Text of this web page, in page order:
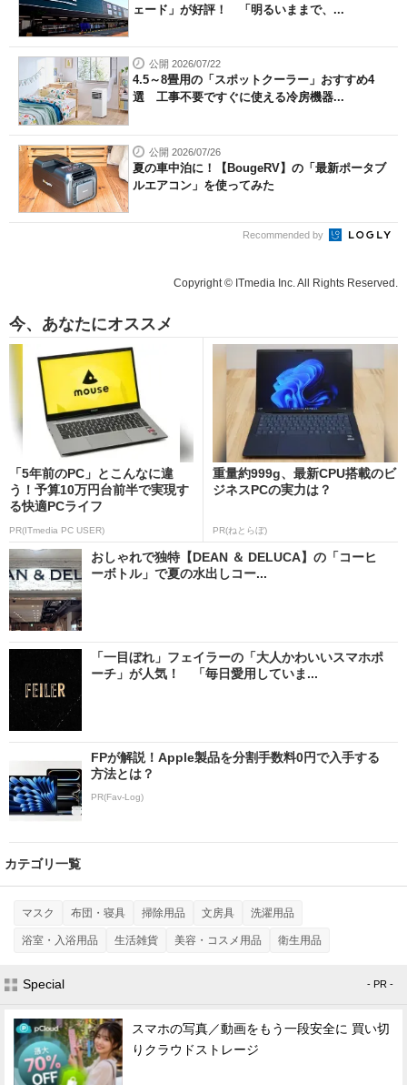
ェード」が好評！ 「明るいままで、...
公開 2026/07/22
4.5～8畳用の「スポットクーラー」おすすめ4
選 工事不要ですぐに使える冷房機器...
公開 2026/07/26
夏の車中泊に！【BougeRV】の「最新ポータブ
ルエアコン」を使ってみた
Recommended by
Copyright © ITmedia Inc. All Rights Reserved.
今、あなたにオススメ
「5年前のPC」とこんなに違
う！予算10万円台前半で実現す
る快適PCライフ
PR(ITmedia PC USER)
重量約999g、最新CPU搭載のビ
ジネスPCの実力は？
PR(ねとらぼ)
おしゃれで独特【DEAN ＆ DELUCA】の「コーヒ
ーボトル」で夏の水出しコー...
「一目ぼれ」フェイラーの「大人かわいいスマホポ
ーチ」が人気！ 「毎日愛用していま...
FPが解説！Apple製品を分割手数料0円で入手する
方法とは？
PR(Fav-Log)
カテゴリ一覧
マスク 布団・寝具 掃除用品 文房具 洗濯用品
浴室・入浴用品 生活雑貨 美容・コスメ用品 衛生用品
Special - PR -
スマホの写真／動画をもう一段安全に 買い切
りクラウドストレージ